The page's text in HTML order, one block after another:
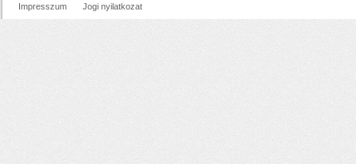
Impresszum Jogi nyilatkozat